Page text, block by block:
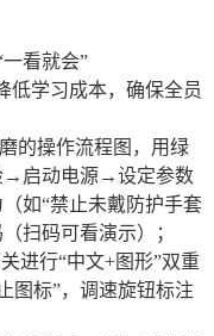
看就会”
低学习成本，确保全员
的操作流程图，用绿
→启动电源→设定参数
如“禁止未戴防护手套
扫码可看演示）；
进行“中文+图形”双重
图标”，调速旋钮标注